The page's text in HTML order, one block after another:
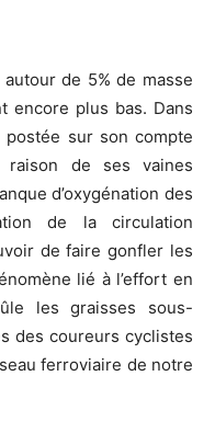
de 5% de masse
encore plus bas. Dans
sur son compte
de ses vaines
d’oxygénation des
de la circulation
de faire gonfler les
lié à l’effort en
les graisses sous-
des coureurs cyclistes
ferroviaire de notre